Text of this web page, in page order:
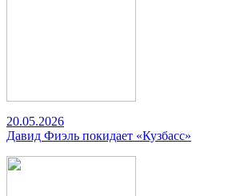
20.05.2026
Давид Фиэль покидает «Кузбасс»